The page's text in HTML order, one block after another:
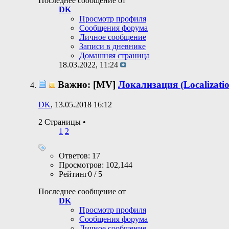
DK
Просмотр профиля
Сообщения форума
Личное сообщение
Записи в дневнике
Домашняя страница
18.03.2022, 11:24
Важно: [MV] Локализация
DK, 13.05.2018 16:12
2 Страницы •
1 2
Ответов: 17
Просмотров: 102,144
Рейтинг0 / 5
Последнее сообщение от
DK
Просмотр профиля
Сообщения форума